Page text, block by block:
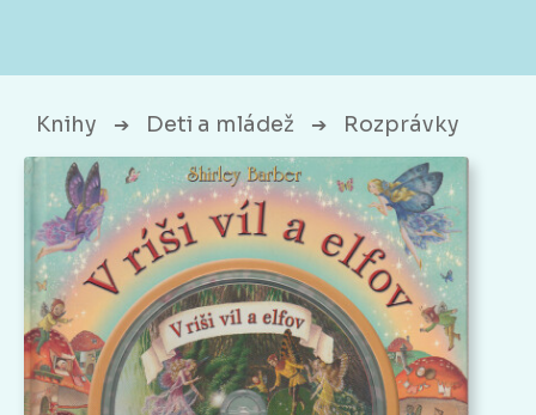
Knihy ➔ Deti a mládež ➔ Rozprávky